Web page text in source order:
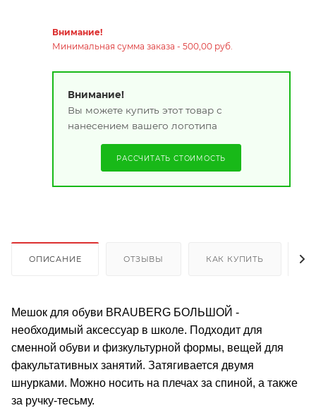
Внимание!
Минимальная сумма заказа - 500,00 руб.
Внимание!
Вы можете купить этот товар с
нанесением вашего логотипа
РАССЧИТАТЬ СТОИМОСТЬ
ОПИСАНИЕ ОТЗЫВЫ КАК КУПИТЬ
Мешок для обуви BRAUBERG БОЛЬШОЙ -
необходимый аксессуар в школе. Подходит для
сменной обуви и физкультурной формы, вещей для
факультативных занятий. Затягивается двумя
шнурками. Можно носить на плечах за спиной, а также
за ручку-тесьму.